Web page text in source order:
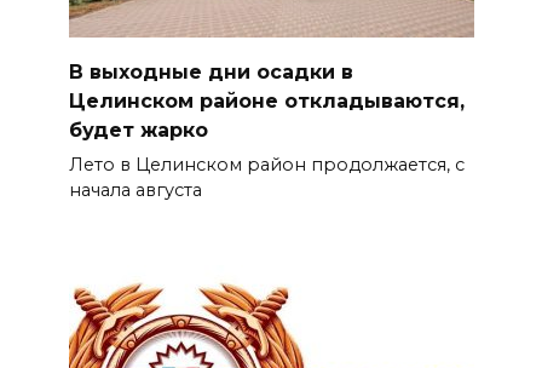
В выходные дни осадки в
Целинском районе откладываются,
будет жарко
Лето в Целинском район продолжается, с
начала августа